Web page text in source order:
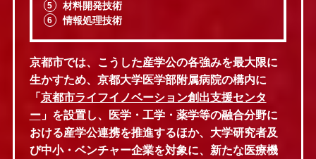
材料開発技術
情報処理技術
京都市では、こうした産学公の各強みを最大限に
生かすため、京都大学医学部附属病院の構内に
「 京都市ライフイノベーション創出支援センタ
ー」を設置し、医学・工学・薬学等の融合分野に
おける産学公連携を推進するほか、大学研究者及
び中小・ベンチャー企業を対象に、新たな医療機